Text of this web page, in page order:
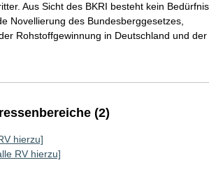
Aus Sicht des BKRI besteht kein Bedürfnis
Novellierung des Bundesberggesetzes,
Rohstoffgewinnung in Deutschland und der
(2)
hierzu]
RV hierzu]